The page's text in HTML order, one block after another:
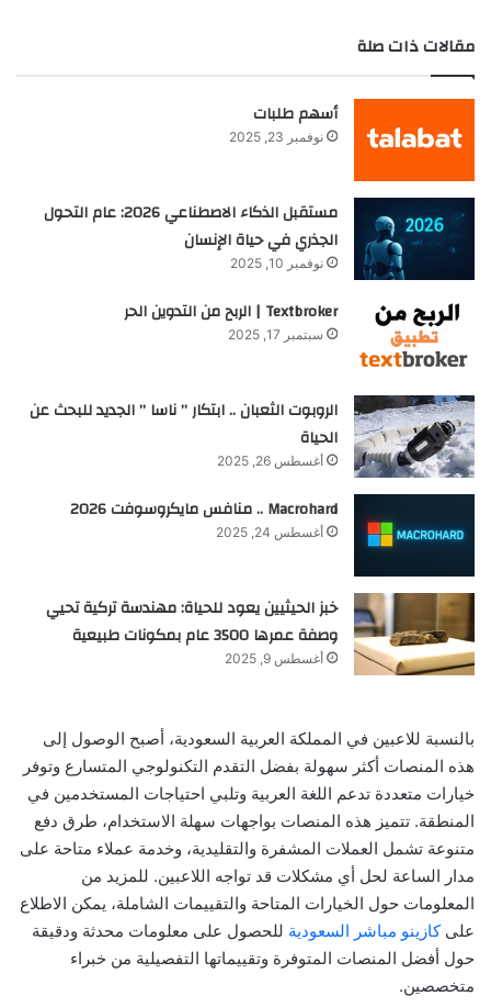
مقالات ذات صلة
أسهم طلبات
نوفمبر 23, 2025
مستقبل الذكاء الاصطناعي 2026: عام التحول
الجذري في حياة الإنسان
نوفمبر 10, 2025
Textbroker | الربح من التدوين الحر
سبتمبر 17, 2025
الروبوت الثعبان .. ابتكار ” ناسا ” الجديد للبحث عن
الحياة
أغسطس 26, 2025
Macrohard .. منافس مايكروسوفت 2026
أغسطس 24, 2025
خبز الحيثيين يعود للحياة: مهندسة تركية تحيي
وصفة عمرها 3500 عام بمكونات طبيعية
أغسطس 9, 2025
بالنسبة للاعبين في المملكة العربية السعودية، أصبح الوصول إلى
هذه المنصات أكثر سهولة بفضل التقدم التكنولوجي المتسارع وتوفر
خيارات متعددة تدعم اللغة العربية وتلبي احتياجات المستخدمين في
المنطقة. تتميز هذه المنصات بواجهات سهلة الاستخدام، طرق دفع
متنوعة تشمل العملات المشفرة والتقليدية، وخدمة عملاء متاحة على
مدار الساعة لحل أي مشكلات قد تواجه اللاعبين. للمزيد من
المعلومات حول الخيارات المتاحة والتقييمات الشاملة، يمكن الاطلاع
على كازينو مباشر السعودية للحصول على معلومات محدثة ودقيقة
حول أفضل المنصات المتوفرة وتقييماتها التفصيلية من خبراء
متخصصين.